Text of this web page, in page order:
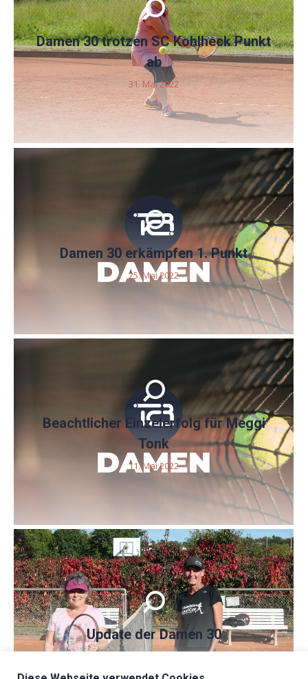
Damen 30 trotzen SC Kohlheck Punkt
ab
31. Mai 2022
Damen 30 erkämpfen 1. Punkt
25. Mai 2022
Beachtlicher Einzelerfolg für Meggi
Tonk
11. Mai 2022
Update der Damen 30